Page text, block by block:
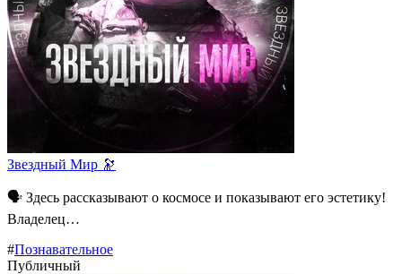
Звездный Мир 🔭
🗣 Здесь рассказывают о космосе и показывают его эстетику!
Владелец…
#Познавательное
Публичный